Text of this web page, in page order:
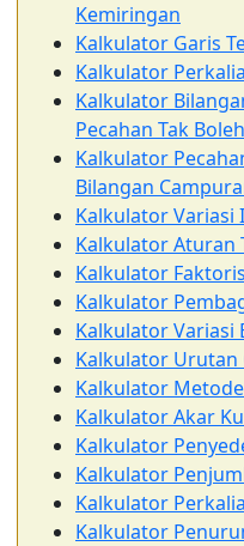
Kemiringan
Kalkulator Garis
Kalkulator
Kalkulator
Pecahan Tak Boleh
Kalkulator
Bilangan
Kalkulator Variasi
Kalkulator Aturan
Kalkulator
Kalkulator
Kalkulator Variasi
Kalkulator Urutan
Kalkulator
Kalkulator Akar
Kalkulator
Kalkulator
Kalkulator
Kalkulator